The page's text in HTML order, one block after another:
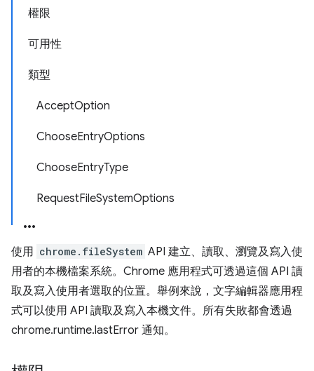
權限
可用性
類型
AcceptOption
ChooseEntryOptions
ChooseEntryType
RequestFileSystemOptions
使用 chrome.fileSystem API 建立、讀取、瀏覽及寫入使
用者的本機檔案系統。Chrome 應用程式可透過這個 API 讀
取及寫入使用者選取的位置。舉例來說，文字編輯器應用程
式可以使用 API 讀取及寫入本機文件。所有失敗都會透過
chrome.runtime.lastError 通知。